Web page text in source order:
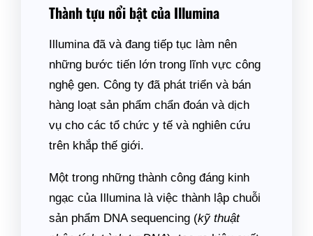
Thành tựu nổi bật của Illumina
Illumina đã và đang tiếp tục làm nên
những bước tiến lớn trong lĩnh vực công
nghệ gen. Công ty đã phát triển và bán
hàng loạt sản phẩm chẩn đoán và dịch
vụ cho các tổ chức y tế và nghiên cứu
trên khắp thế giới.
Một trong những thành công đáng kinh
ngạc của Illumina là việc thành lập chuỗi
sản phẩm DNA sequencing (kỹ thuật